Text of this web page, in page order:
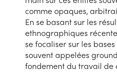
comme opaques,
En se basant sur les
ethnographiques
se focaliser sur les
souvent appelées
fondement du travail de